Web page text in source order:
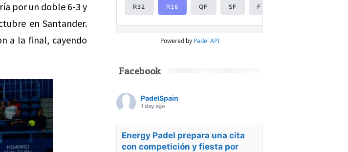
por un doble 6-3 y
en Santander.
a la final, cayendo
Powered by Padel API
Facebook
PadelSpain
1 day ago
Energy Padel prepara una cita
con competición y fiesta por